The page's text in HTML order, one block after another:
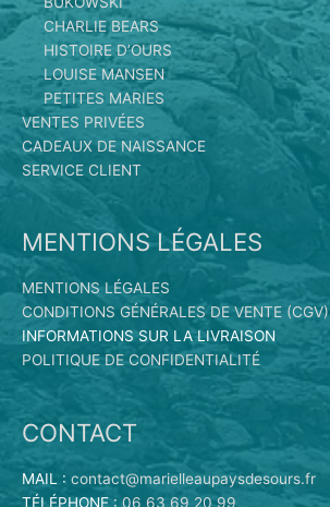
CHARLIE BEARS
HISTOIRE D’OURS
LOUISE MANSEN
PETITES MARIES
VENTES PRIVÉES
CADEAUX DE NAISSANCE
SERVICE CLIENT
MENTIONS LÉGALES
MENTIONS LÉGALES
CONDITIONS GÉNÉRALES DE VENTE (CGV)
INFORMATIONS SUR LA LIVRAISON
POLITIQUE DE CONFIDENTIALITÉ
CONTACT
MAIL : contact@marielleaupaysdesours.fr
TÉLÉPHONE : 06 63 69 20 99